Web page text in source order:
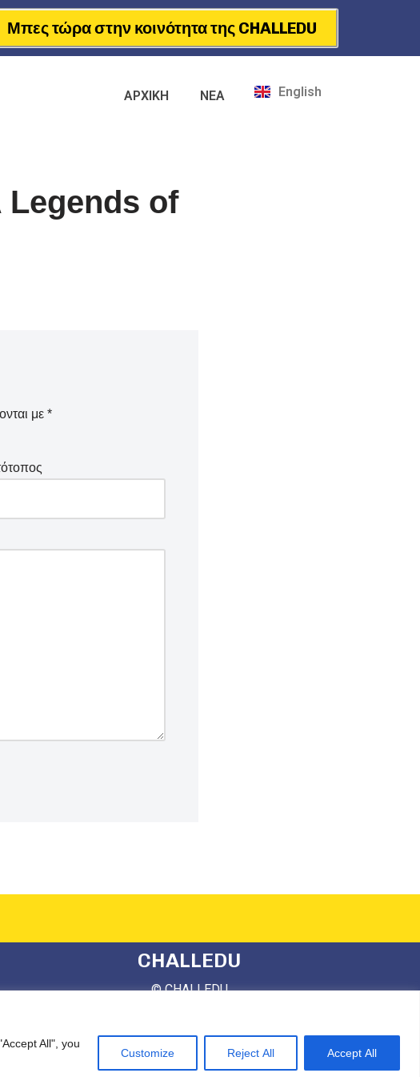
All", you
Customize Reject All Accept All
Μπες τώρα στην κοινότητα της CHALLEDU
ΑΡΧΙΚΗ ΝΕΑ English
Legends of
με *
CHALLEDU
© CHALLEDU
Built using wordpress and elementor